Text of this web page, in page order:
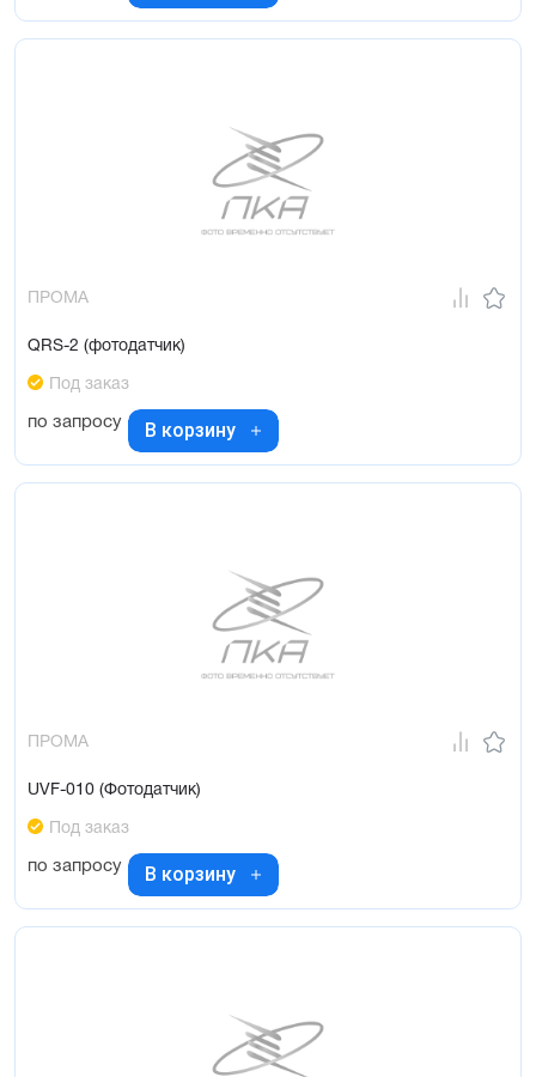
ПРОМА
QRS-2 (фотодатчик)
Под заказ
по запросу В корзину
ПРОМА
UVF-010 (Фотодатчик)
Под заказ
по запросу В корзину